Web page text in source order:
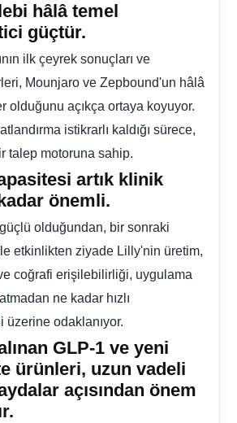
hâlâ temel
güçtür.
ilk çeyrek sonuçları ve
Mounjaro ve Zepbound'un hâlâ
olduğunu açıkça ortaya koyuyor.
istikrarlı kaldığı sürece,
talep motoruna sahip.
artık klinik
önemli.
olduğundan, bir sonraki
etkinlikten ziyade Lilly'nin üretim,
coğrafi erişilebilirliği, uygulama
ne kadar hızlı
odaklanıyor.
GLP-1 ve yeni
ürünleri, uzun vadeli
açısından önem